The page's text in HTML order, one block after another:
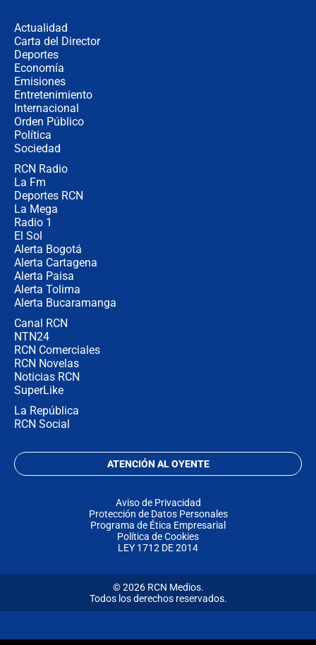
Actualidad
Carta del Director
Deportes
Economía
Emisiones
Entretenimiento
Internacional
Orden Público
Política
Sociedad
RCN Radio
La Fm
Deportes RCN
La Mega
Radio 1
El Sol
Alerta Bogotá
Alerta Cartagena
Alerta Paisa
Alerta Tolima
Alerta Bucaramanga
Canal RCN
NTN24
RCN Comerciales
RCN Novelas
Noticias RCN
SuperLike
La República
RCN Social
ATENCIÓN AL OYENTE
Aviso de Privacidad
Protección de Datos Personales
Programa de Ética Empresarial
Política de Cookies
LEY 1712 DE 2014
© 2026 RCN Medios.
Todos los derechos reservados.